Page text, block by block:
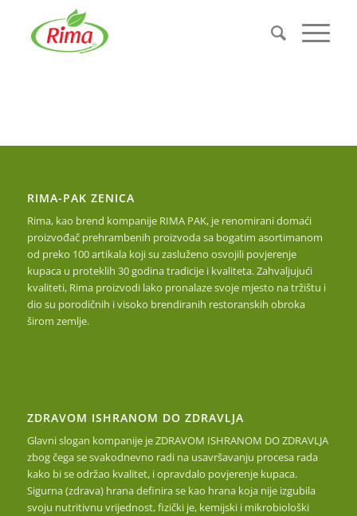
RIMA-PAK ZENICA
Rima, kao brend kompanije RIMA PAK, je renomirani domaći
proizvođač prehrambenih proizvoda sa bogatim asortimanom
od preko 100 artikala koji su zasluženo osvojili povjerenje
kupaca u proteklih 30 godina tradicije i kvaliteta. Zahvaljujući
kvaliteti, Rima proizvodi lako pronalaze svoje mjesto na tržištu i
dio su porodičnih i visoko brendiranih restoranskih obroka
širom zemlje.
ZDRAVOM ISHRANOM DO ZDRAVLJA
Glavni slogan kompanije je ZDRAVOM ISHRANOM DO ZDRAVLJA
zbog čega se svakodnevno radi na usavršavanju procesa rada
kako bi se održao kvalitet, i opravdalo povjerenje kupaca.
Sigurna (zdrava) hrana definira se kao hrana koja nije izgubila
svoju nutritivnu vrijednost, fizički je, kemijski i mikrobiološki